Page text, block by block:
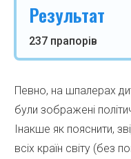
Результат
237 прапорів
Певно, на шпалерах
були зображені
Інакше як пояснити,
всіх країн світу (без